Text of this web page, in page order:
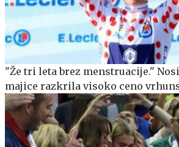
"Že tri leta brez menstruacije."
majice razkrila visoko ceno